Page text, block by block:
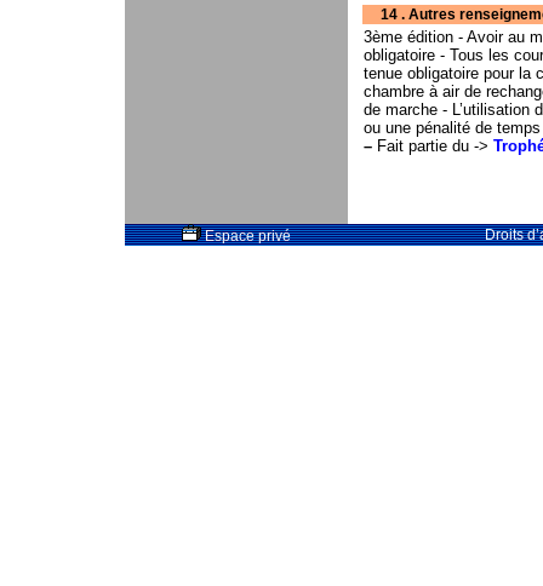
14 . Autres
3ème édition - Avoir au
obligatoire - Tous les
tenue obligatoire pour la
chambre à air de
de marche - L’utilisation
ou une pénalité de
– Fait partie du ->
Espace privé Droits